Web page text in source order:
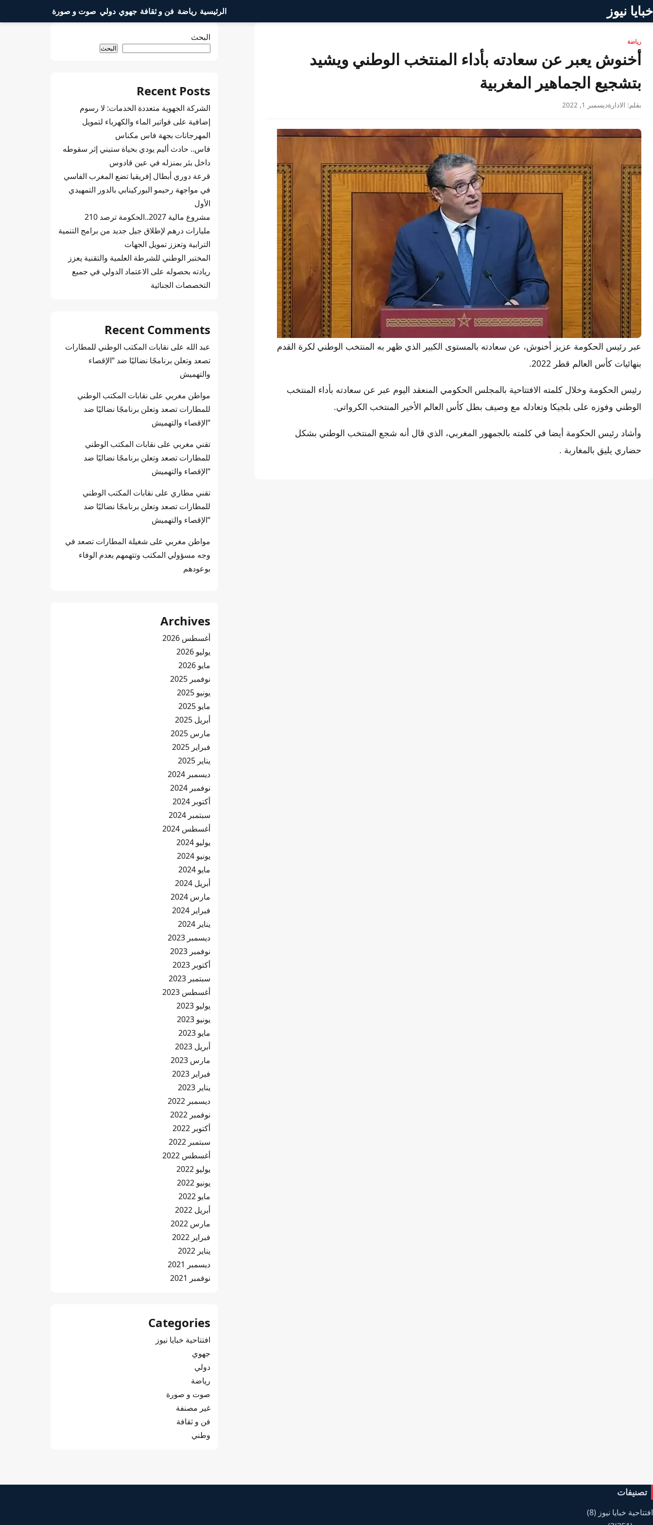
خبايا نيوز الرئيسية رياضة فن و ثقافة جهوي دولي صوت و صورة
رياضة
أخنوش يعبر عن سعادته بأداء المنتخب الوطني ويشيد
بتشجيع الجماهير المغربية
بقلم: الادارةديسمبر 1, 2022
عبر رئيس الحكومة عزيز أخنوش، عن سعادته بالمستوى الكبير الذي ظهر به المنتخب الوطني لكرة القدم
بنهائيات كأس العالم قطر 2022.
رئيس الحكومة وخلال كلمته الافتتاحية بالمجلس الحكومي المنعقد اليوم عبر عن سعادته بأداء المنتخب
الوطني وفوزه على بلجيكا وتعادله مع وصيف بطل كأس العالم الأخير المنتخب الكرواتي.
وأشاد رئيس الحكومة أيضا في كلمته بالجمهور المغربي، الذي قال أنه شجع المنتخب الوطني بشكل
حضاري يليق بالمغاربة .
البحث
البحث
Recent Posts
الشركة الجهوية متعددة الخدمات: لا رسوم
إضافية على فواتير الماء والكهرباء لتمويل
المهرجانات بجهة فاس مكناس
فاس.. حادث أليم يودي بحياة ستيني إثر سقوطه
داخل بئر بمنزله في عين قادوس
قرعة دوري أبطال إفريقيا تضع المغرب الفاسي
في مواجهة رحيمو البوركينابي بالدور التمهيدي
الأول
مشروع مالية 2027..الحكومة ترصد 210
مليارات درهم لإطلاق جيل جديد من برامج التنمية
الترابية وتعزز تمويل الجهات
المختبر الوطني للشرطة العلمية والتقنية يعزز
ريادته بحصوله على الاعتماد الدولي في جميع
التخصصات الجنائية
Recent Comments
عبد الله على نقابات المكتب الوطني للمطارات
تصعد وتعلن برنامجًا نضاليًا ضد “الإقصاء
والتهميش
مواطن مغربي على نقابات المكتب الوطني
للمطارات تصعد وتعلن برنامجًا نضاليًا ضد
“الإقصاء والتهميش
تقني مغربي على نقابات المكتب الوطني
للمطارات تصعد وتعلن برنامجًا نضاليًا ضد
“الإقصاء والتهميش
تقني مطاري على نقابات المكتب الوطني
للمطارات تصعد وتعلن برنامجًا نضاليًا ضد
“الإقصاء والتهميش
مواطن مغربي على شغيلة المطارات تصعد في
وجه مسؤولي المكتب وتتهمهم بعدم الوفاء
بوعودهم
Archives
أغسطس 2026
يوليو 2026
مايو 2026
نوفمبر 2025
يونيو 2025
مايو 2025
أبريل 2025
مارس 2025
فبراير 2025
يناير 2025
ديسمبر 2024
نوفمبر 2024
أكتوبر 2024
سبتمبر 2024
أغسطس 2024
يوليو 2024
يونيو 2024
مايو 2024
أبريل 2024
مارس 2024
فبراير 2024
يناير 2024
ديسمبر 2023
نوفمبر 2023
أكتوبر 2023
سبتمبر 2023
أغسطس 2023
يوليو 2023
يونيو 2023
مايو 2023
أبريل 2023
مارس 2023
فبراير 2023
يناير 2023
ديسمبر 2022
نوفمبر 2022
أكتوبر 2022
سبتمبر 2022
أغسطس 2022
يوليو 2022
يونيو 2022
مايو 2022
أبريل 2022
مارس 2022
فبراير 2022
يناير 2022
ديسمبر 2021
نوفمبر 2021
Categories
افتتاحية خبايا نيوز
جهوي
دولي
رياضة
صوت و صورة
غير مصنفة
فن و ثقافة
وطني
تصنيفات
افتتاحية خبايا نيوز (8)